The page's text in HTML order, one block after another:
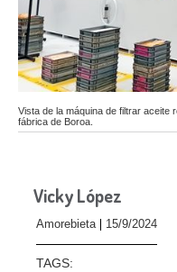
Vista de la máquina de filtrar aceite
fábrica de Boroa.
Vicky López
Amorebieta 15/9/2024
TAGS: